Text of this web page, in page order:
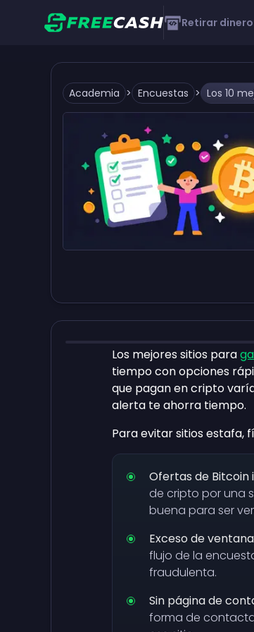
Retirar dinero
Academia > Encuestas >
Los mejores sitios para
tiempo con opciones
que pagan en cripto
alerta te ahorra tiempo.
Para evitar sitios estafa,
Ofertas de Bitcoin
de cripto por una
buena para ser
Exceso de
flujo de la
fraudulenta.
Sin página de
forma de